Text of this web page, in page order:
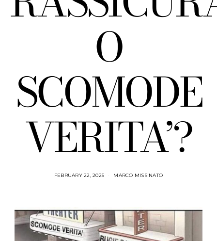
O
SCOMODE
VERITA’?
FEBRUARY 22, 2025 MARCO MISSINATO